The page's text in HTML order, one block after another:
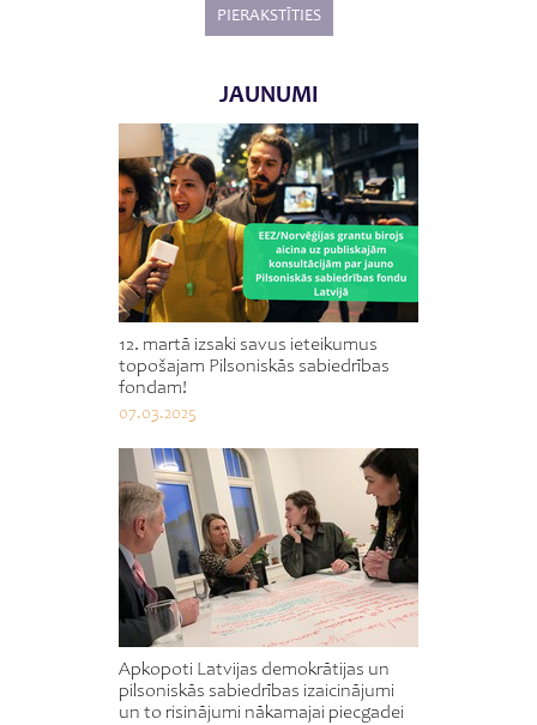
JAUNUMI
12. martā izsaki savus ieteikumus
topošajam Pilsoniskās sabiedrības
fondam!
07.03.2025
Apkopoti Latvijas demokrātijas un
pilsoniskās sabiedrības izaicinājumi
un to risinājumi nākamajai piecgadei